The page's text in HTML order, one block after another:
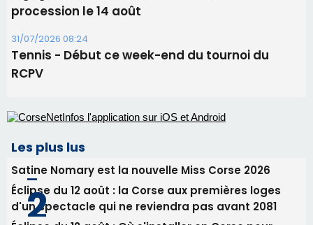
Satine Nomary est la nouvelle Miss Corse 2026
d'un spectacle qui ne reviendra pas avant 2081
Éclipse du 12 août : Où s'installer en Corse pour
profiter pleinement du spectacle ?
consommation en recul dans les restaurants
face à une nouvelle escroquerie au faux vendeur de
vin
Newsletter